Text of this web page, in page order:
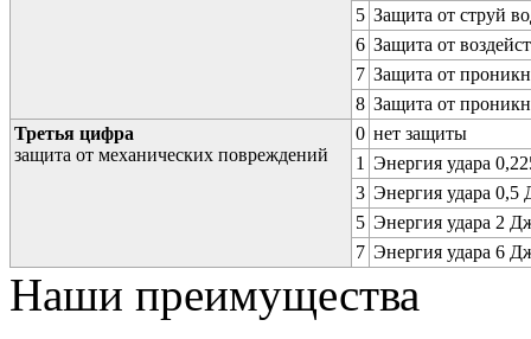
5 Защита от струй
6 Защита от
7 Защита от
8 Защита от
Третья цифра
защита от механических повреждений
0 нет защиты
1 Энергия удара
3 Энергия удара 0,5
5 Энергия удара 2
7 Энергия удара 6
Наши преимущества